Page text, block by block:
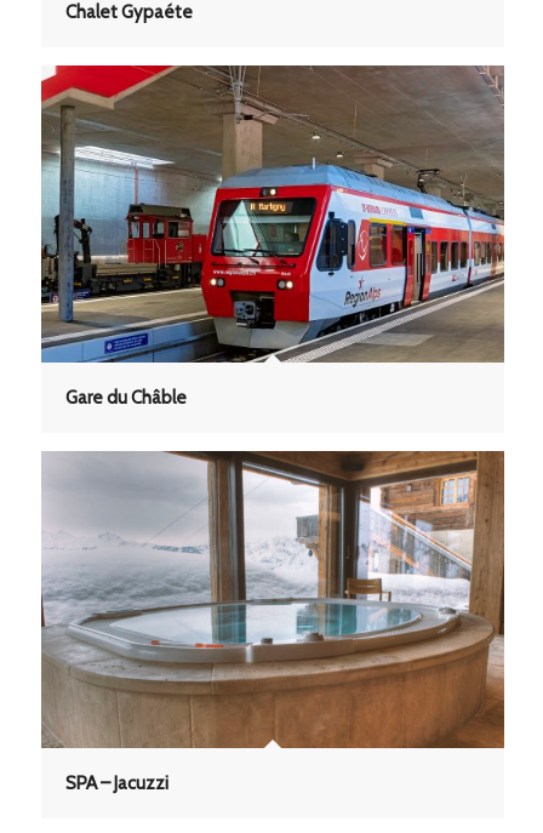
Chalet Gypaéte
Gare du Châble
SPA – Jacuzzi